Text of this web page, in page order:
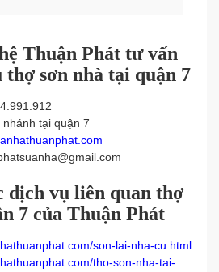
Thuận Phát tư vấn
thợ sơn nhà tại quận 7
tại quận 7
dịch vụ liên quan thợ
7 của Thuận Phát
son-lai-nha-cu.html
tho-son-nha-tai-